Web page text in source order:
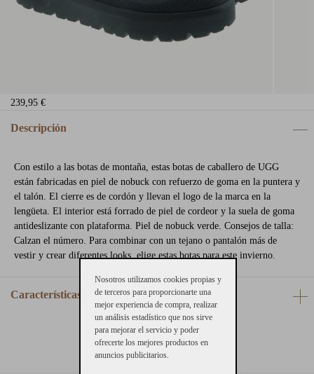
239,95 €
Descripción
Con estilo a las botas de montaña, estas botas de caballero de UGG
están fabricadas en piel de nobuck con refuerzo de goma en la puntera y
el talón. El cierre es de cordón y llevan el logo de la marca en la
lengüeta. El interior está forrado de piel de cordeor y la suela de goma
antideslizante con plataforma. Piel de nobuck verde. Consejos de talla:
Calzan el número. Para combinar con un tejano o pantalón más de
vestir y crear diferentes looks, elige estas botas para este invierno.
Características
Nosotros utilizamos cookies propias y
de terceros para proporcionarte una
mejor experiencia de compra, realizar
un análisis estadístico que nos sirve
para mejorar el servicio y poder
ofrecerte los mejores productos en
anuncios publicitarios.